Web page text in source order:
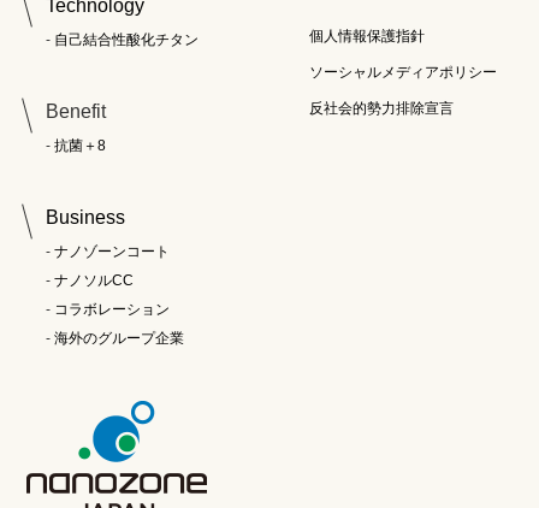
Technology
自己結合性酸化チタン
Benefit
抗菌＋8
Business
ナノゾーンコート
ナノソルCC
コラボレーション
海外のグループ企業
個人情報保護指針
ソーシャルメディアポリシー
反社会的勢力排除宣言